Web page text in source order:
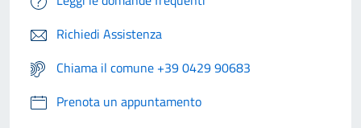
Richiedi Assistenza
Chiama il comune +39 0429 90683
Prenota un appuntamento